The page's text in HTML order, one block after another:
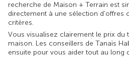
recherche de Maison + Terrain est
directement à une sélection d'offres
critères.
Vous visualisez clairement le prix du
maison. Les conseillers de Tanaïs
ensuite pour vous aider tout au long